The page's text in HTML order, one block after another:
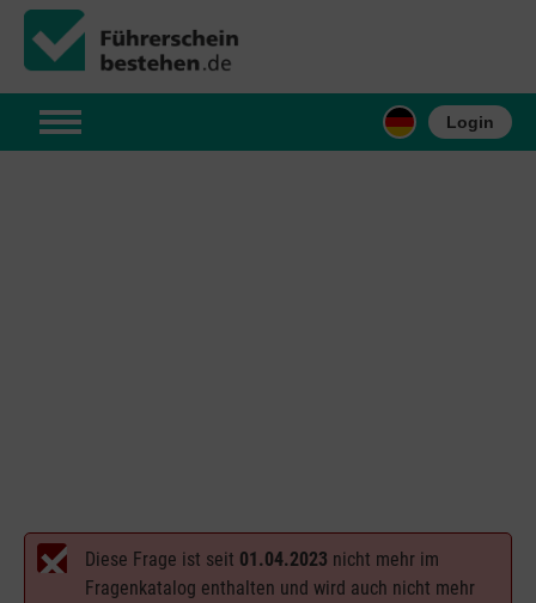
Login
Diese Frage ist seit 01.04.2023 nicht mehr im
Fragenkatalog enthalten und wird auch nicht mehr